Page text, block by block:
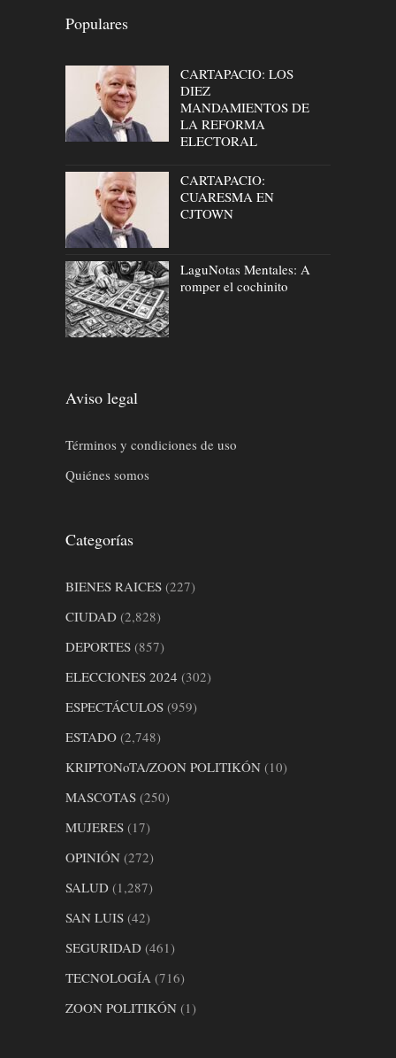
Populares
CARTAPACIO: LOS
DIEZ
MANDAMIENTOS DE
LA REFORMA
ELECTORAL
CARTAPACIO:
CUARESMA EN
CJTOWN
LaguNotas Mentales: A
romper el cochinito
Aviso legal
Términos y condiciones de uso
Quiénes somos
Categorías
BIENES RAICES (227)
CIUDAD (2,828)
DEPORTES (857)
ELECCIONES 2024 (302)
ESPECTÁCULOS (959)
ESTADO (2,748)
KRIPTONoTA/ZOON POLITIKÓN (10)
MASCOTAS (250)
MUJERES (17)
OPINIÓN (272)
SALUD (1,287)
SAN LUIS (42)
SEGURIDAD (461)
TECNOLOGÍA (716)
ZOON POLITIKÓN (1)